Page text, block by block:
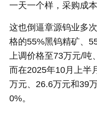
一天一个样，采购成本
这也倒逼章源钨业多
格的55%黑钨精矿、
上调价格至73万元/吨
而在2025年10月上半
万元、26.6万元和39
0%。